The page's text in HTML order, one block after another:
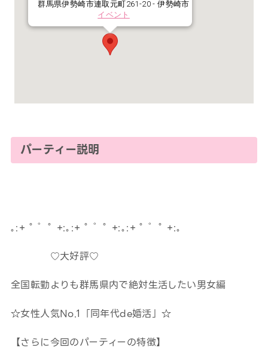
群馬県伊勢崎市連取元町261-20 - 伊勢崎市
イベント
パーティー説明
｡:+ ﾟ ゜ﾟ +:｡:+ ﾟ ゜ﾟ +:｡:+ ﾟ ゜ﾟ +:｡
♡大好評♡
全国転勤よりも群馬県内で絶対生活したい男女編
☆女性人気No.1「同年代de婚活」☆
【さらに今回のパーティーの特徴】